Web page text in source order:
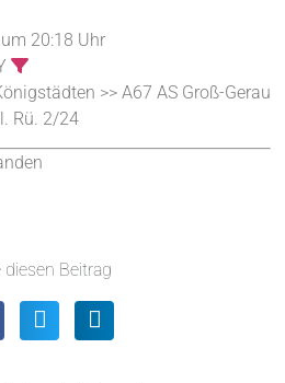
20:18 Uhr
>> A67 AS Groß-Gerau
Rü. 2/24
diesen Beitrag